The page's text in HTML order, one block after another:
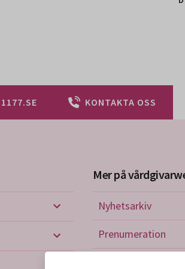
1177.SE KONTAKTA OSS
Vårdriktlinjer
Mer på
Nyhetsarkiv
Prenumeration